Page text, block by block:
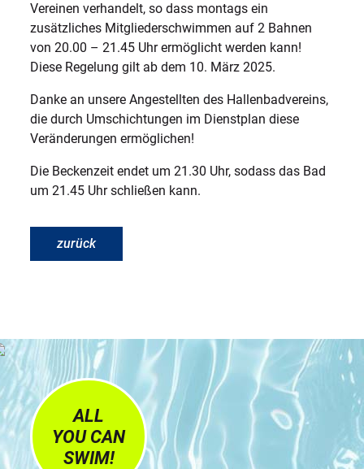
Vereinen verhandelt, so dass montags ein
zusätzliches Mitgliederschwimmen auf 2 Bahnen
von 20.00 – 21.45 Uhr ermöglicht werden kann!
Diese Regelung gilt ab dem 10. März 2025.
Danke an unsere Angestellten des Hallenbadvereins,
die durch Umschichtungen im Dienstplan diese
Veränderungen ermöglichen!
Die Beckenzeit endet um 21.30 Uhr, sodass das Bad
um 21.45 Uhr schließen kann.
zurück
ALL
YOU CAN
SWIM!